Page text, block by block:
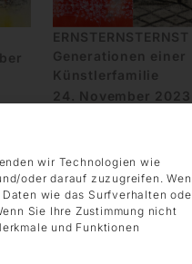
wir Technologien wie
oder darauf zuzugreifen.
wie das Surfverhalten
Sie Ihre Zustimmung nicht
und Funktionen
Generationen einer
Künstlerfamilie
24. November
DIE GALERIE,